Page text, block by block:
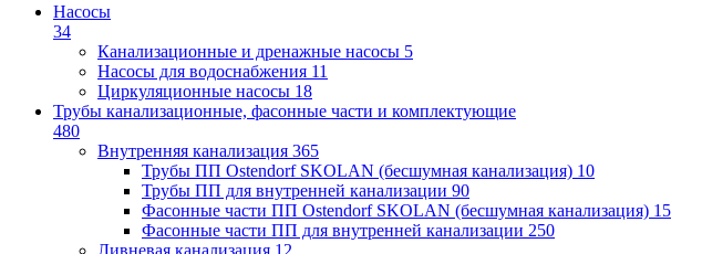
Насосы
34
Канализационные и дренажные насосы 5
Насосы для водоснабжения 11
Циркуляционные насосы 18
Трубы канализационные, фасонные части и комплектующие
480
Внутренняя канализация 365
Трубы ПП Ostendorf SKOLAN (бесшумная канализация) 10
Трубы ПП для внутренней канализации 90
Фасонные части ПП Ostendorf SKOLAN (бесшумная канализация) 15
Фасонные части ПП для внутренней канализации 250
Ливневая канализация 12